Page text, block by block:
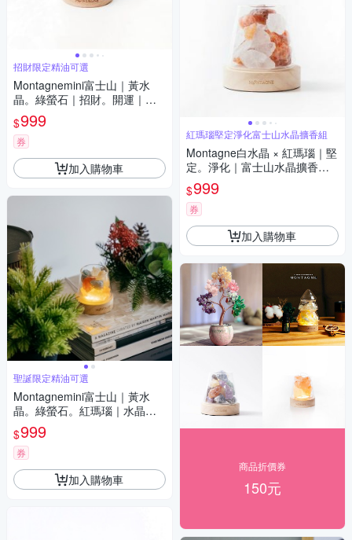
招財限定精油可選
Montagnemini富士山｜黃水
晶。綠螢石｜招財。開運｜水
晶擴香組 招財限定 精油可選
$999
券
加入購物車
聖誕限定精油可選
Montagnemini富士山｜黃水
晶。綠螢石。紅瑪瑙｜水晶擴
香組 聖誕限定 精油可選
$999
券
加入購物車
紅瑪瑙堅定淨化富士山水晶擴香組
Montagne白水晶 × 紅瑪瑙｜堅
定。淨化｜富士山水晶擴香組
精油可選
$999
券
加入購物車
商品折價券
150元